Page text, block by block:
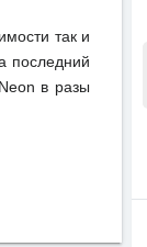
так и
последний
в разы